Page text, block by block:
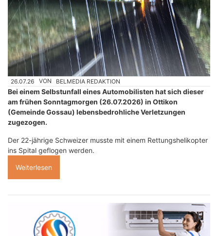
26.07.26 VON BELMEDIA REDAKTION
Bei einem Selbstunfall eines Automobilisten hat sich dieser
am frühen Sonntagmorgen (26.07.2026) in Ottikon
(Gemeinde Gossau) lebensbedrohliche Verletzungen
zugezogen.
Der 22-jährige Schweizer musste mit einem Rettungshelikopter
ins Spital geflogen werden.
Weiterlesen